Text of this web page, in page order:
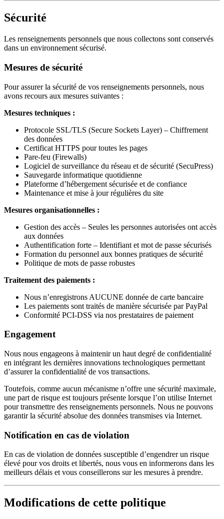
Sécurité
Les renseignements personnels que nous collectons sont conservés
dans un environnement sécurisé.
Mesures de sécurité
Pour assurer la sécurité de vos renseignements personnels, nous
avons recours aux mesures suivantes :
Mesures techniques :
Protocole SSL/TLS (Secure Sockets Layer) – Chiffrement
des données
Certificat HTTPS pour toutes les pages
Pare-feu (Firewalls)
Logiciel de surveillance du réseau et de sécurité (SecuPress)
Sauvegarde informatique quotidienne
Plateforme d’hébergement sécurisée et de confiance
Maintenance et mise à jour régulières du site
Mesures organisationnelles :
Gestion des accès – Seules les personnes autorisées ont accès
aux données
Authentification forte – Identifiant et mot de passe sécurisés
Formation du personnel aux bonnes pratiques de sécurité
Politique de mots de passe robustes
Traitement des paiements :
Nous n’enregistrons AUCUNE donnée de carte bancaire
Les paiements sont traités de manière sécurisée par PayPal
Conformité PCI-DSS via nos prestataires de paiement
Engagement
Nous nous engageons à maintenir un haut degré de confidentialité
en intégrant les dernières innovations technologiques permettant
d’assurer la confidentialité de vos transactions.
Toutefois, comme aucun mécanisme n’offre une sécurité maximale,
une part de risque est toujours présente lorsque l’on utilise Internet
pour transmettre des renseignements personnels. Nous ne pouvons
garantir la sécurité absolue des données transmises via Internet.
Notification en cas de violation
En cas de violation de données susceptible d’engendrer un risque
élevé pour vos droits et libertés, nous vous en informerons dans les
meilleurs délais et vous conseillerons sur les mesures à prendre.
Modifications de cette politique